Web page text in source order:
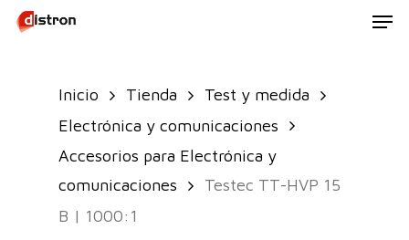
Skip
Inicio Tienda
Test y medida
Electrónica y comunicaciones
Accesorios para Electrónica y
comunicaciones
Testec TT-HVP 15
B | 1000:1